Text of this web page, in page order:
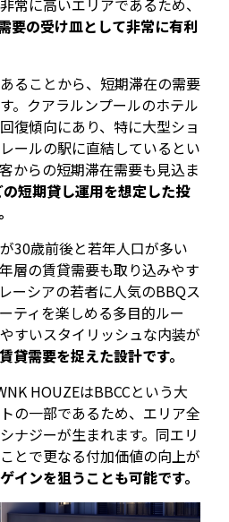
常に高いエリアであるため、
要の受け皿として非常に有利
ることから、短期滞在の需要
。クアラルンプールのホテル
復傾向にあり、特に大型ショ
ールの駅に直結しているとい
からの短期滞在需要も見込ま
短期貸し運用を想定した投
30歳前後と若年人口が多い
層の賃貸需要も取り込みやす
ーシアの若者に人気のBBQス
ティを楽しめる多目的ルー
すいスタイリッシュな内装が
貸需要を捉えた設計です。
HOUZEはBBCCという大
の一部であるため、エリア全
ナジーが生まれます。同エリ
とで更なる付加価値の向上が
インを狙うことも可能です。